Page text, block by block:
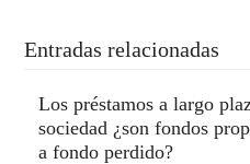
Entradas relacionadas
Los préstamos a largo
sociedad ¿son fondos
a fondo perdido?